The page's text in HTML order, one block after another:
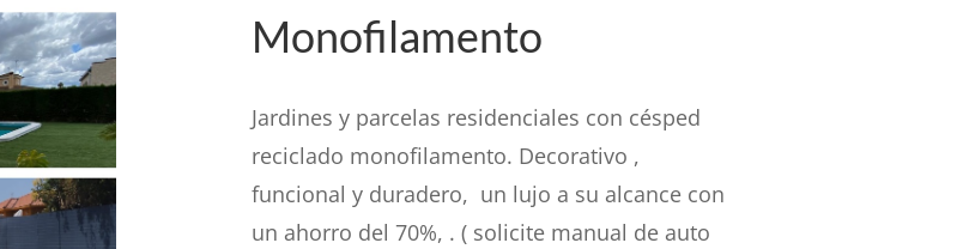
Monofilamento
Jardines y parcelas residenciales con césped
reciclado monofilamento. Decorativo ,
funcional y duradero, un lujo a su alcance con
un ahorro del 70%, . ( solicite manual de auto